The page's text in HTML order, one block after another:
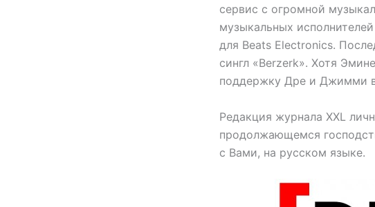
сервис с огромной
музыкальных
для Beats Electronics.
сингл «Berzerk». Хотя
поддержку Дре и Джимми
Редакция журнала XXL
продолжающемся
с Вами, на русском языке.